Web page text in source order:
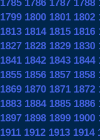
1785 1786 1787 1788
1799 1800 1801 1802
1813 1814 1815 1816
1827 1828 1829 1830
1841 1842 1843 1844
1855 1856 1857 1858
1869 1870 1871 1872
1883 1884 1885 1886
1897 1898 1899 1900
1911 1912 1913 1914